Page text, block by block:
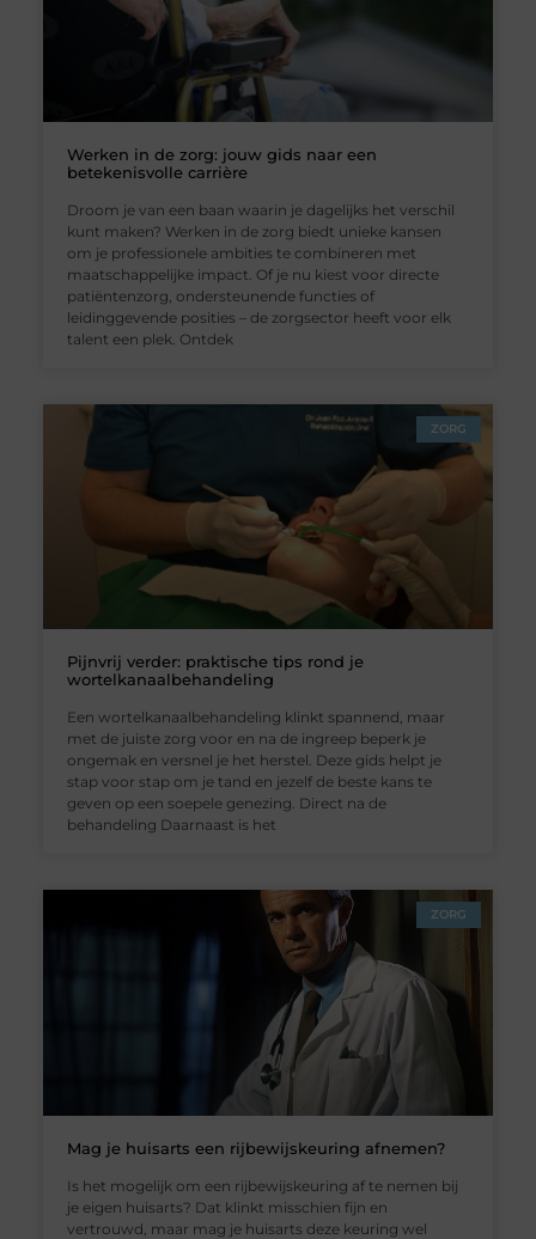
Werken in de zorg: jouw gids naar een
betekenisvolle carrière
Droom je van een baan waarin je dagelijks het verschil
kunt maken? Werken in de zorg biedt unieke kansen
om je professionele ambities te combineren met
maatschappelijke impact. Of je nu kiest voor directe
patiëntenzorg, ondersteunende functies of
leidinggevende posities – de zorgsector heeft voor elk
talent een plek. Ontdek
ZORG
Pijnvrij verder: praktische tips rond je
wortelkanaalbehandeling
Een wortelkanaal­­behandeling klinkt spannend, maar
met de juiste zorg voor en na de ingreep beperk je
ongemak en versnel je het herstel. Deze gids helpt je
stap voor stap om je tand en jezelf de beste kans te
geven op een soepele genezing. Direct na de
behandeling Daarnaast is het
ZORG
Mag je huisarts een rijbewijskeuring afnemen?
Is het mogelijk om een rijbewijskeuring af te nemen bij
je eigen huisarts? Dat klinkt misschien fijn en
vertrouwd, maar mag je huisarts deze keuring wel